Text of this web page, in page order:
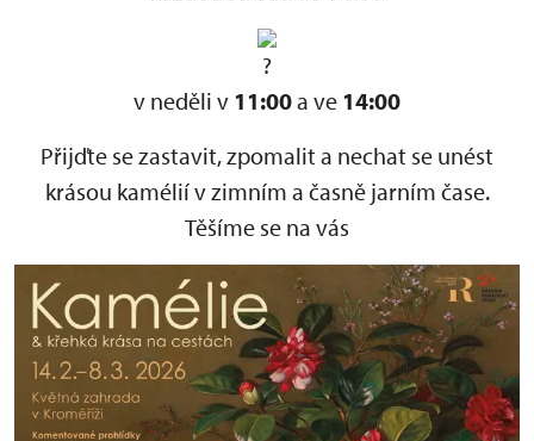
v neděli v 11:00a ve 14:00
Přijďte se zastavit, zpomalit a nechat se unést
krásou kamélií v zimním a časně jarním čase.
Těšíme se na vás